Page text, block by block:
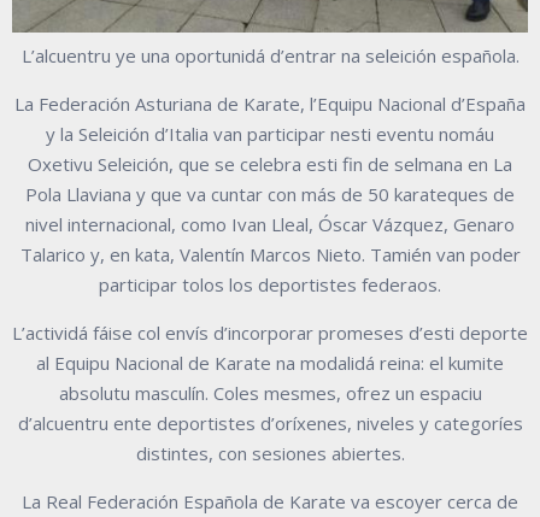
L’alcuentru ye una oportunidá d’entrar na seleición española.
La Federación Asturiana de Karate, l’Equipu Nacional d’España
y la Seleición d’Italia van participar nesti eventu nomáu
Oxetivu Seleición, que se celebra esti fin de selmana en La
Pola Llaviana y que va cuntar con más de 50 karateques de
nivel internacional, como Ivan Lleal, Óscar Vázquez, Genaro
Talarico y, en kata, Valentín Marcos Nieto. Tamién van poder
participar tolos los deportistes federaos.
L’actividá fáise col envís d’incorporar promeses d’esti deporte
al Equipu Nacional de Karate na modalidá reina: el kumite
absolutu masculín. Coles mesmes, ofrez un espaciu
d’alcuentru ente deportistes d’oríxenes, niveles y categoríes
distintes, con sesiones abiertes.
La Real Federación Española de Karate va escoyer cerca de